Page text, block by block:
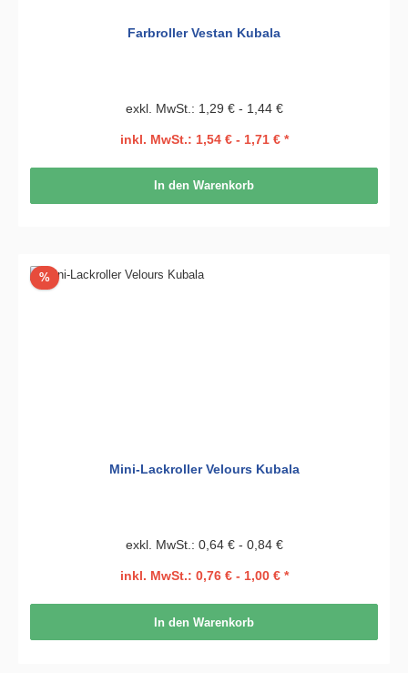
Farbroller Vestan Kubala
exkl. MwSt.: 1,29 € - 1,44 €
inkl. MwSt.: 1,54 € - 1,71 € *
In den Warenkorb
%Rabatt
Mini-Lackroller Velours Kubala
exkl. MwSt.: 0,64 € - 0,84 €
inkl. MwSt.: 0,76 € - 1,00 € *
In den Warenkorb